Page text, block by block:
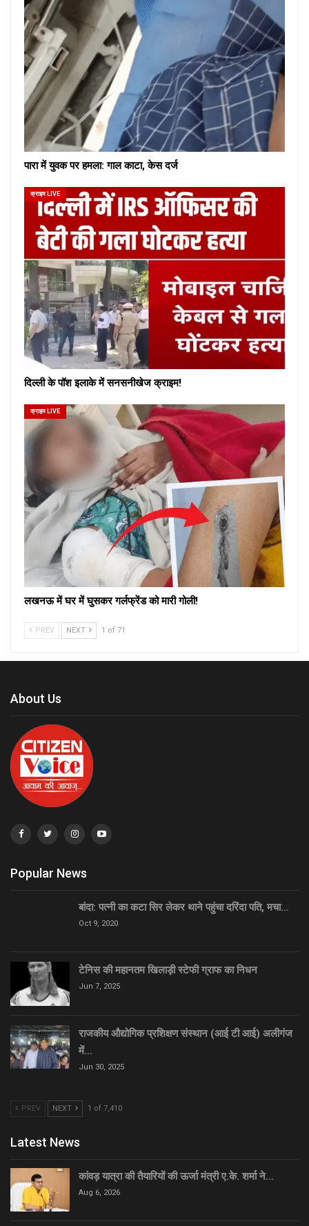
पारा में युवक पर हमला: गाल काटा, केस दर्ज
क्राइम LIVE
दिल्ली के पॉश इलाके में सनसनीखेज क्राइम!
क्राइम LIVE
लखनऊ में घर में घुसकर गर्लफ्रेंड को मारी गोली!
PREV NEXT 1 of 71
About Us
Popular News
बांदा: पत्नी का कटा सिर लेकर थाने पहुंचा दरिंदा पति, मचा…
Oct 9, 2020
टेनिस की महानतम खिलाड़ी स्टेफी ग्राफ का निधन
Jun 7, 2025
राजकीय औद्योगिक प्रशिक्षण संस्थान (आई टी आई) अलीगंज
में…
Jun 30, 2025
PREV NEXT 1 of 7,410
Latest News
कांवड़ यात्रा की तैयारियों की ऊर्जा मंत्री ए.के. शर्मा ने…
Aug 6, 2026